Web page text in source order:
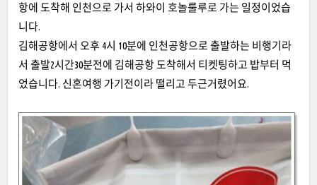
항에 도착해 인천으로 가서 하와이 호놀룰루로 가는 일정이었습
니다.
김해공항에서 오후 4시 10분에 인천공항으로 출발하는 비행기라
서 출발2시간30분전에 김해공항 도착해서 티켓팅하고 밥부터 먹
었습니다. 신혼여행 가기전이라 떨리고 두근거렸어요.